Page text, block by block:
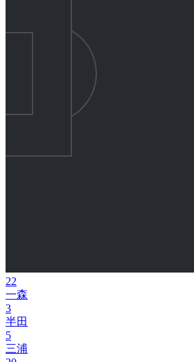
22
一森
3
半田
5
三浦